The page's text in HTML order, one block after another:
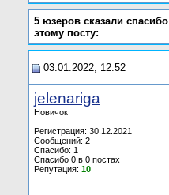
5 юзеров сказали спасибо
этому посту:
03.01.2022, 12:52
jelenariga
Новичок
Регистрация: 30.12.2021
Сообщений: 2
Спасибо: 1
Спасибо 0 в 0 постах
Репутация: 10